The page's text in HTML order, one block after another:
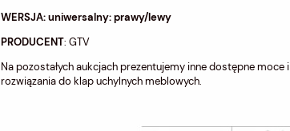
WERSJA: uniwersalny: prawy/lewy
PRODUCENT: GTV
Na pozostałych aukcjach prezentujemy inne dostępne moce i
rozwiązania do klap uchylnych meblowych.